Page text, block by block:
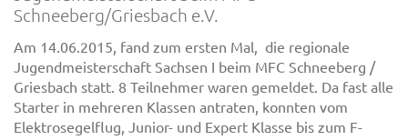
Schneeberg/Griesbach e.V.
Am 14.06.2015, fand zum ersten Mal, die regionale
Jugendmeisterschaft Sachsen I beim MFC Schneeberg /
Griesbach statt. 8 Teilnehmer waren gemeldet. Da fast alle
Starter in mehreren Klassen antraten, konnten vom
Elektrosegelflug, Junior- und Expert Klasse bis zum F-